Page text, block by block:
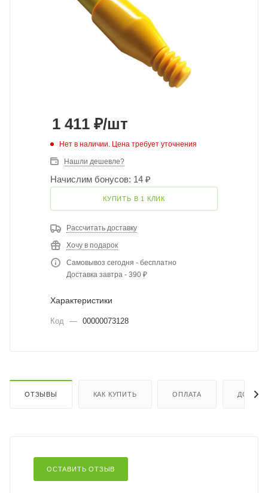
1 411 ₽/шт
Нет в наличии. Цена требует уточнения
Нашли дешевле?
Начислим бонусов: 14 ₽
КУПИТЬ В 1 КЛИК
Рассчитать доставку
Хочу в подарок
Самовывоз сегодня - бесплатно
Доставка завтра - 390 ₽
Характеристики
Код — 00000073128
ОТЗЫВЫ КАК КУПИТЬ ОПЛАТА
ОСТАВИТЬ ОТЗЫВ